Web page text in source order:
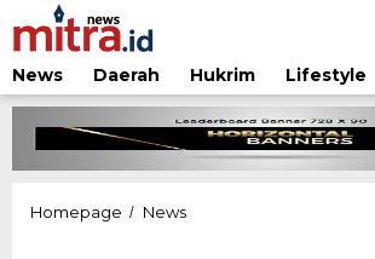
Lewati
ke
konten
News
Daerah Hukrim Lifestyle
Homepage / NewsGandeng